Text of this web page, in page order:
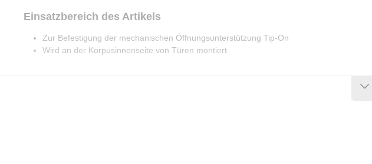
Einsatzbereich des Artikels
Zur Befestigung der mechanischen Öffnungsunterstützung Tip-On
Wird an der Korpusinnenseite von Türen montiert